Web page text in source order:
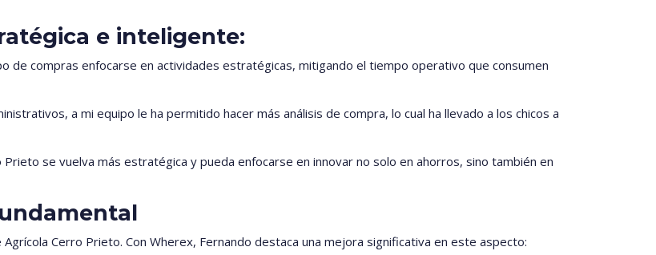
e inteligente:
de compras enfocarse en actividades estratégicas, mitigando el tiempo operativo que consumen
a mi equipo le ha permitido hacer más análisis de compra, lo cual ha llevado a los chicos a
se vuelva más estratégica y pueda enfocarse en innovar no solo en ahorros, sino también en
Cerro Prieto. Con Wherex, Fernando destaca una mejora significativa en este aspecto: